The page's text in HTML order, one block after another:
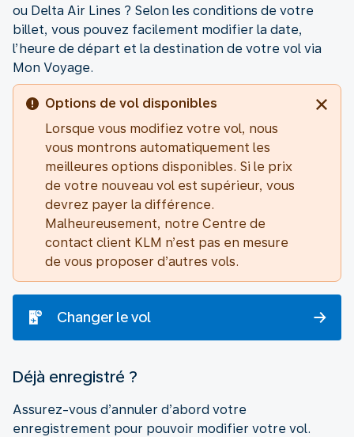
ou Delta Air Lines ? Selon les conditions de votre
billet, vous pouvez facilement modifier la date,
l’heure de départ et la destination de votre vol via
Mon Voyage.
Options de vol disponibles
Lorsque vous modifiez votre vol, nous
vous montrons automatiquement les
meilleures options disponibles. Si le prix
de votre nouveau vol est supérieur, vous
devrez payer la différence.
Malheureusement, notre Centre de
contact client KLM n’est pas en mesure
de vous proposer d’autres vols.
Changer le vol
Déjà enregistré ?
Assurez-vous d’annuler d’abord votre
enregistrement pour pouvoir modifier votre vol.